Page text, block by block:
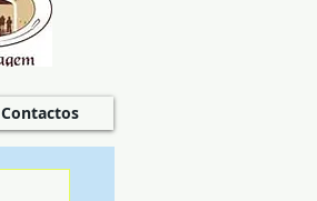
Contactos